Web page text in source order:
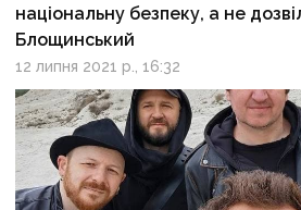
національну безпеку, а не
Блощинський
12 липня 2021 р., 16:32